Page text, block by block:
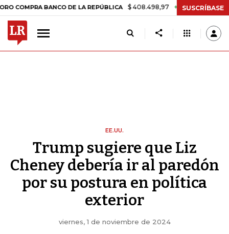
BANCO DE LA REPÚBLICA $ 408.498,97 +$ 8.753,81 +2,19%
SUSCRÍBASE
EE.UU.
Trump sugiere que Liz
Cheney debería ir al paredón
por su postura en política
exterior
viernes, 1 de noviembre de 2024